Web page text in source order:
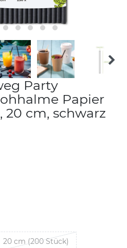
Party
Papier
cm, schwarz
20 cm (200 Stück)